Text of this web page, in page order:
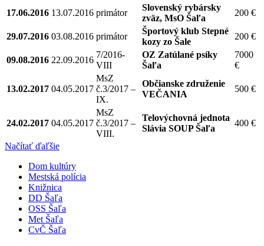
17.06.2016 13.07.2016 primátor
Slovenský rybársky
zväz, MsO Šaľa
200 €
29.07.2016 03.08.2016 primátor
Športový klub Stepné
kozy zo Šale
200 €
09.08.2016 22.09.2016
7/2016-
VIII
OZ Zatúlané psíky
Šaľa
7000
€
13.02.2017 04.05.2017
MsZ
č.3/2017 –
IX.
Občianske združenie
VEČANIA
500 €
24.02.2017 04.05.2017
MsZ
č.3/2017 –
VIII.
Telovýchovná jednota
Slávia SOUP Šaľa
400 €
Načítať ďaľšie
Dom kultúry
Mestská polícia
Knižnica
DD Šaľa
OSS Šaľa
Met Šaľa
CvČ Šaľa